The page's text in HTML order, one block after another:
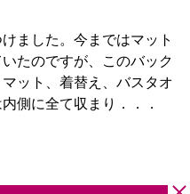
ました。今まではマット
たのですが、このバック
ット、着替え、バスタオ
側に全て収まり．．．